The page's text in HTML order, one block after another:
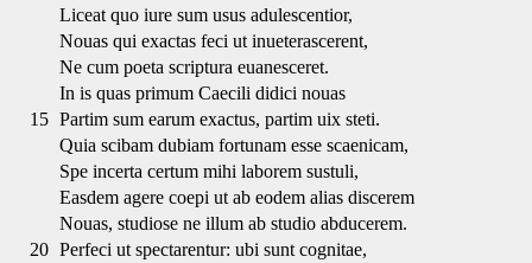
Liceat quo iure sum usus adulescentior,
Nouas qui exactas feci ut inueterascerent,
Ne cum poeta scriptura euanesceret.
In is quas primum Caecili didici nouas
15 Partim sum earum exactus, partim uix steti.
Quia scibam dubiam fortunam esse scaenicam,
Spe incerta certum mihi laborem sustuli,
Easdem agere coepi ut ab eodem alias discerem
Nouas, studiose ne illum ab studio abducerem.
20 Perfeci ut spectarentur: ubi sunt cognitae,